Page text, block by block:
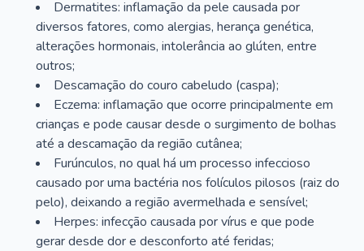
Dermatites: inflamação da pele causada por
diversos fatores, como alergias, herança genética,
alterações hormonais, intolerância ao glúten, entre
outros;
Descamação do couro cabeludo (caspa);
Eczema: inflamação que ocorre principalmente em
crianças e pode causar desde o surgimento de bolhas
até a descamação da região cutânea;
Furúnculos, no qual há um processo infeccioso
causado por uma bactéria nos folículos pilosos (raiz do
pelo), deixando a região avermelhada e sensível;
Herpes: infecção causada por vírus e que pode
gerar desde dor e desconforto até feridas;